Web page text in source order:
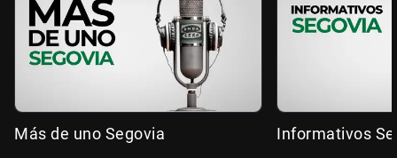
Más de uno Segovia Informativos